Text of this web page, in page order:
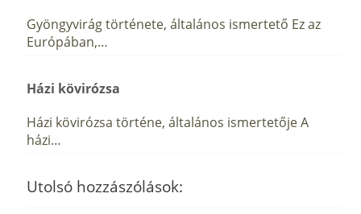
Gyöngyvirág története, általános ismertető Ez az
Európában,…
Házi kövirózsa
Házi kövirózsa történe, általános ismertetője A
házi…
Utolsó hozzászólások: